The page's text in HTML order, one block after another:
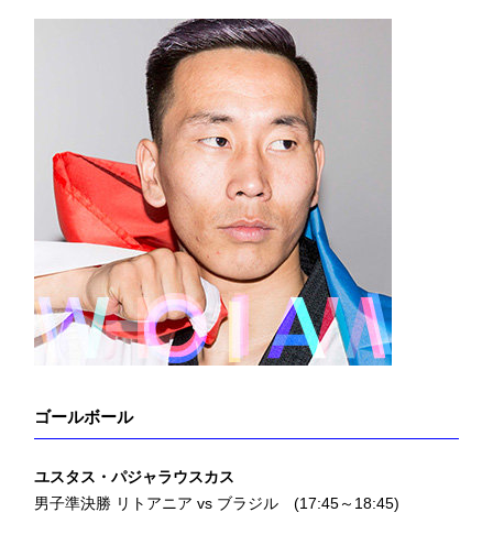
ゴールボール
ユスタス・パジャラウスカス
男子準決勝 リトアニア vs ブラジル (17:45～18:45)